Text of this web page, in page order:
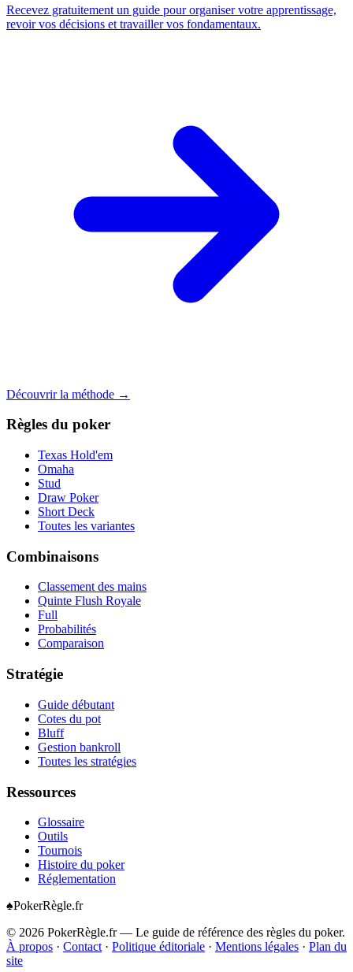
Recevez gratuitement un guide pour organiser votre apprentissage,
revoir vos décisions et travailler vos fondamentaux.
Découvrir la méthode →
Règles du poker
Texas Hold'em
Omaha
Stud
Draw Poker
Short Deck
Toutes les variantes
Combinaisons
Classement des mains
Quinte Flush Royale
Full
Probabilités
Comparaison
Stratégie
Guide débutant
Cotes du pot
Bluff
Gestion bankroll
Toutes les stratégies
Ressources
Glossaire
Outils
Tournois
Histoire du poker
Réglementation
♠PokerRègle.fr
© 2026 PokerRègle.fr — Le guide de référence des règles du poker.
À propos · Contact · Politique éditoriale · Mentions légales · Plan du
site